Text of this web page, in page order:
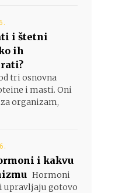
i štetni
ih
tri osnovna
i masti. Oni
organizam,
i kakvu
Hormoni
upravljaju gotovo